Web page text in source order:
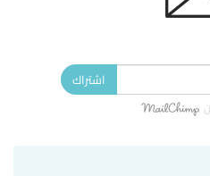
اشتراك